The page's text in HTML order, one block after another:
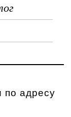
по адресу